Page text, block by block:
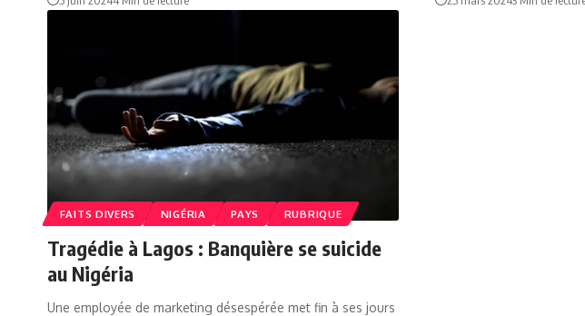
FAITS DIVERS NIGÉRIA PAYS RUBRIQUE
Tragédie à Lagos : Banquière se suicide
au Nigéria
Une employée de marketing désespérée met fin à ses jours